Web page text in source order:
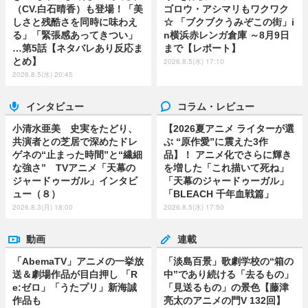
（CV.白石晴香）も登場！「美
しさと残酷さを同時に味わえ
る」「緊張感あってきつい」
…第5話【ネタバレあり反応ま
とめ】
2026.8.5(水) 20:45
ゴロウ・アシマリもワクワク
☆ 「ブクブクうみぞこの街」i
n横浜赤レンガ倉庫 ～8月9日
まで【レポート】
2026.8.5(水) 17:10
インタビュー
小清水亜美 史実をたどり、
共演者との芝居で深めたドレ
ゲネの“止まった時間”と“繊細
な強さ” TVアニメ「天幕の
ジャードゥーガル」インタビ
ュー（８）
2026.8.3(月) 18:00
コラム・レビュー
【2026夏アニメ ライターが選
ぶ “原作愛”に震えた3作
品】！ アニメ化でさらに輝き
を増した「これ描いて死ね」
「天幕のジャードゥーガル」
「BLEACH 千年血戦篇」
2026.8.5(水) 17:50
動画
「AbemaTV」アニメの一挙放
送＆劇場作品が目白押し 「R
e:ゼロ」「うたプリ」新海誠
作品も
連載
「淡島百景」歌劇学校の“箱の
中”であり続ける「去るもの」
「見送るもの」の景色【藤津
亮太のアニメの門V 132回】